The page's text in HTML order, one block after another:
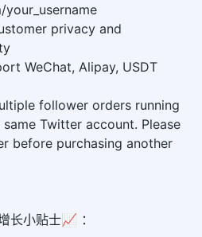
privacy and
WeChat, Alipay, USDT
follower orders running
Twitter account. Please
before purchasing another
长小贴士📈 ：